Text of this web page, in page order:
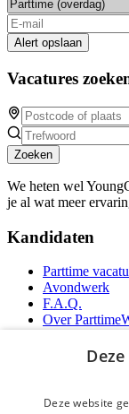
Alert opslaan
Vacatures
Zoeken
We heten wel
je al wat meer
Kandidaten
Parttime
Avondwerk
F.A.Q.
Over
YoungCapital
Deze website